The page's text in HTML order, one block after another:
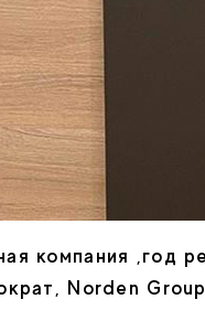
компания ,год
Norden